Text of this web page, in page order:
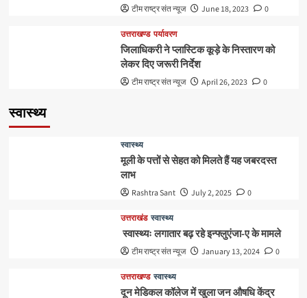
टीम राष्ट्र संत न्यूज June 18, 2023 0
उत्तराखण्ड पर्यावरण
जिलाधिकरी ने प्लास्टिक कूड़े के निस्तारण को
लेकर दिए जरूरी निर्देश
टीम राष्ट्र संत न्यूज April 26, 2023 0
स्वास्थ्य
स्वास्थ्य
मूली के पत्तों से सेहत को मिलते हैं यह जबरदस्त
लाभ
Rashtra Sant July 2, 2025 0
उत्तराखंड स्वास्थ्य
स्वास्थ्यः लगातार बढ़ रहे इन्फ्लुएंजा-ए के मामले
टीम राष्ट्र संत न्यूज January 13, 2024 0
उत्तराखण्ड स्वास्थ्य
दून मेडिकल कॉलेज में खुला जन औषधि केंद्र